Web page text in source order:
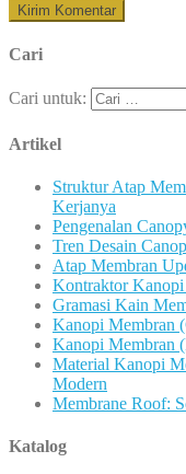
Cari
Cari untuk:
Artikel
Struktur Atap
Kerjanya
Pengenalan
Tren Desain
Atap Membran
Kontraktor
Gramasi Kain
Kanopi Membran
Kanopi Membran
Material Kanopi
Modern
Membrane Roof:
Katalog